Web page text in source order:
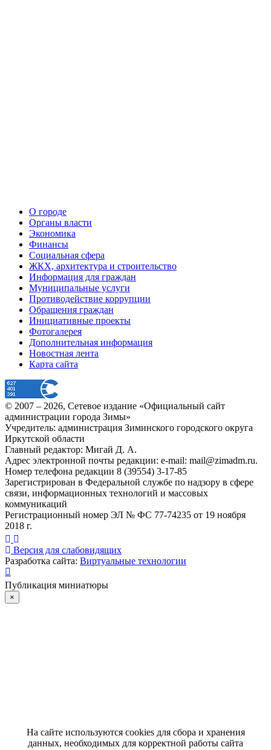
О городе
Органы власти
Экономика
Финансы
Социальная сфера
ЖКХ, архитектура и строительство
Информация для граждан
Муниципальные услуги
Противодействие коррупции
Обращения граждан
Инициативные проекты
Фотогалерея
Дополнительная информация
Новостная лента
Карта сайта
© 2007 – 2026, Сетевое издание «Официальный сайт
администрации города Зимы»
Учредитель: администрация Зиминского городского округа
Иркутской области
Главный редактор: Мигай Д. А.
Адрес электронной почты редакции: e-mail: mail@zimadm.ru.
Номер телефона редакции 8 (39554) 3-17-85
Зарегистрирован в Федеральной службе по надзору в сфере
связи, информационных технологий и массовых
коммуникаций
Регистрационный номер ЭЛ № ФС 77-74235 от 19 ноября
2018 г.
Версия для слабовидящих
Разработка сайта: Виртуальные технологии
Публикация миниатюры
×
На сайте используются cookies для сбора и хранения
данных, необходимых для корректной работы сайта